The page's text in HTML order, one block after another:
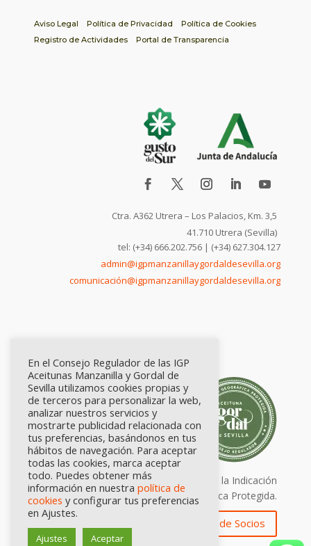
Aviso Legal Política de Privacidad
Política de Cookies
Registro de Actividades
Portal de Transparencia
Ctra. A362 Utrera – Los Palacios, Km. 3,5
41.710 Utrera (Sevilla)
tel: (+34) 666.202.756 | (+34) 627.304.127
admin@igpmanzanillaygordaldesevilla.org
comunicación@igpmanzanillaygordaldesevilla.org
Calidad certificada por Origen. Sellos de la Indicación
Geográfica Protegida.
Zona de Socios
En el Consejo Regulador de las IGP
Aceitunas Manzanilla y Gordal de
Sevilla utilizamos cookies propias y
de terceros para personalizar la web,
analizar nuestros servicios y
mostrarte publicidad relacionada con
tus preferencias, basándonos en tus
hábitos de navegación. Para aceptar
todas las cookies, marca aceptar
todo. Puedes obtener más
información en nuestra política de
cookies y configurar tus preferencias
en Ajustes.
Ajustes Aceptar